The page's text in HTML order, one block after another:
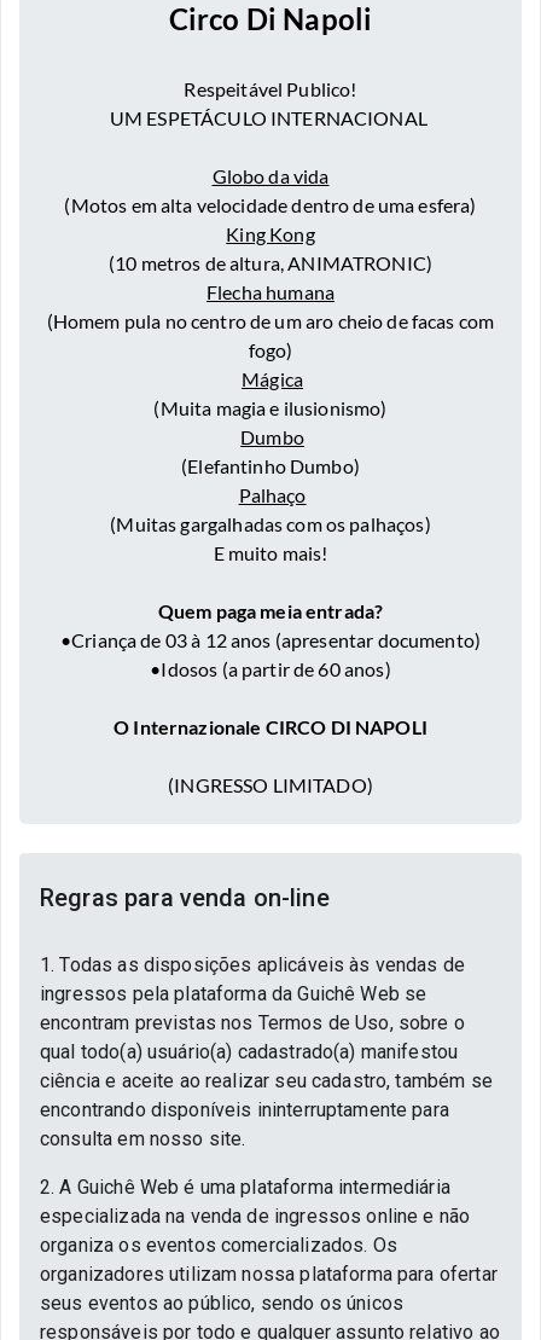
Circo Di Napoli
Respeitável Publico!
UM ESPETÁCULO INTERNACIONAL
Globo da vida
(Motos em alta velocidade dentro de uma esfera)
King Kong
(10 metros de altura, ANIMATRONIC)
Flecha humana
(Homem pula no centro de um aro cheio de facas com
fogo)
Mágica
(Muita magia e ilusionismo)
Dumbo
(Elefantinho Dumbo)
Palhaço
(Muitas gargalhadas com os palhaços)
E muito mais!
Quem paga meia entrada?
•Criança de 03 à 12 anos (apresentar documento)
•Idosos (a partir de 60 anos)
O Internazionale CIRCO DI NAPOLI
(INGRESSO LIMITADO)
Regras para venda on-line
1. Todas as disposições aplicáveis às vendas de
ingressos pela plataforma da Guichê Web se
encontram previstas nos Termos de Uso, sobre o
qual todo(a) usuário(a) cadastrado(a) manifestou
ciência e aceite ao realizar seu cadastro, também se
encontrando disponíveis ininterruptamente para
consulta em nosso site.
2. A Guichê Web é uma plataforma intermediária
especializada na venda de ingressos online e não
organiza os eventos comercializados. Os
organizadores utilizam nossa plataforma para ofertar
seus eventos ao público, sendo os únicos
responsáveis por todo e qualquer assunto relativo ao